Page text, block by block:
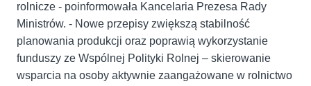
rolnicze - poinformowała Kancelaria Prezesa Rady
Ministrów. - Nowe przepisy zwiększą stabilność
planowania produkcji oraz poprawią wykorzystanie
funduszy ze Wspólnej Polityki Rolnej – skierowanie
wsparcia na osoby aktywnie zaangażowane w rolnictwo